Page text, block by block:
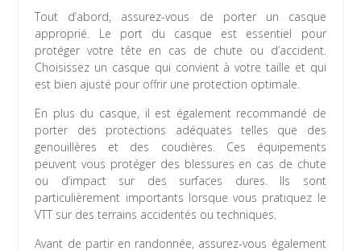
Tout d’abord, assurez-vous de porter un casque
approprié. Le port du casque est essentiel pour
protéger votre tête en cas de chute ou d’accident.
Choisissez un casque qui convient à votre taille et qui
est bien ajusté pour offrir une protection optimale.
En plus du casque, il est également recommandé de
porter des protections adéquates telles que des
genouillères et des coudières. Ces équipements
peuvent vous protéger des blessures en cas de chute
ou d’impact sur des surfaces dures. Ils sont
particulièrement importants lorsque vous pratiquez le
VTT sur des terrains accidentés ou techniques.
Avant de partir en randonnée, assurez-vous également